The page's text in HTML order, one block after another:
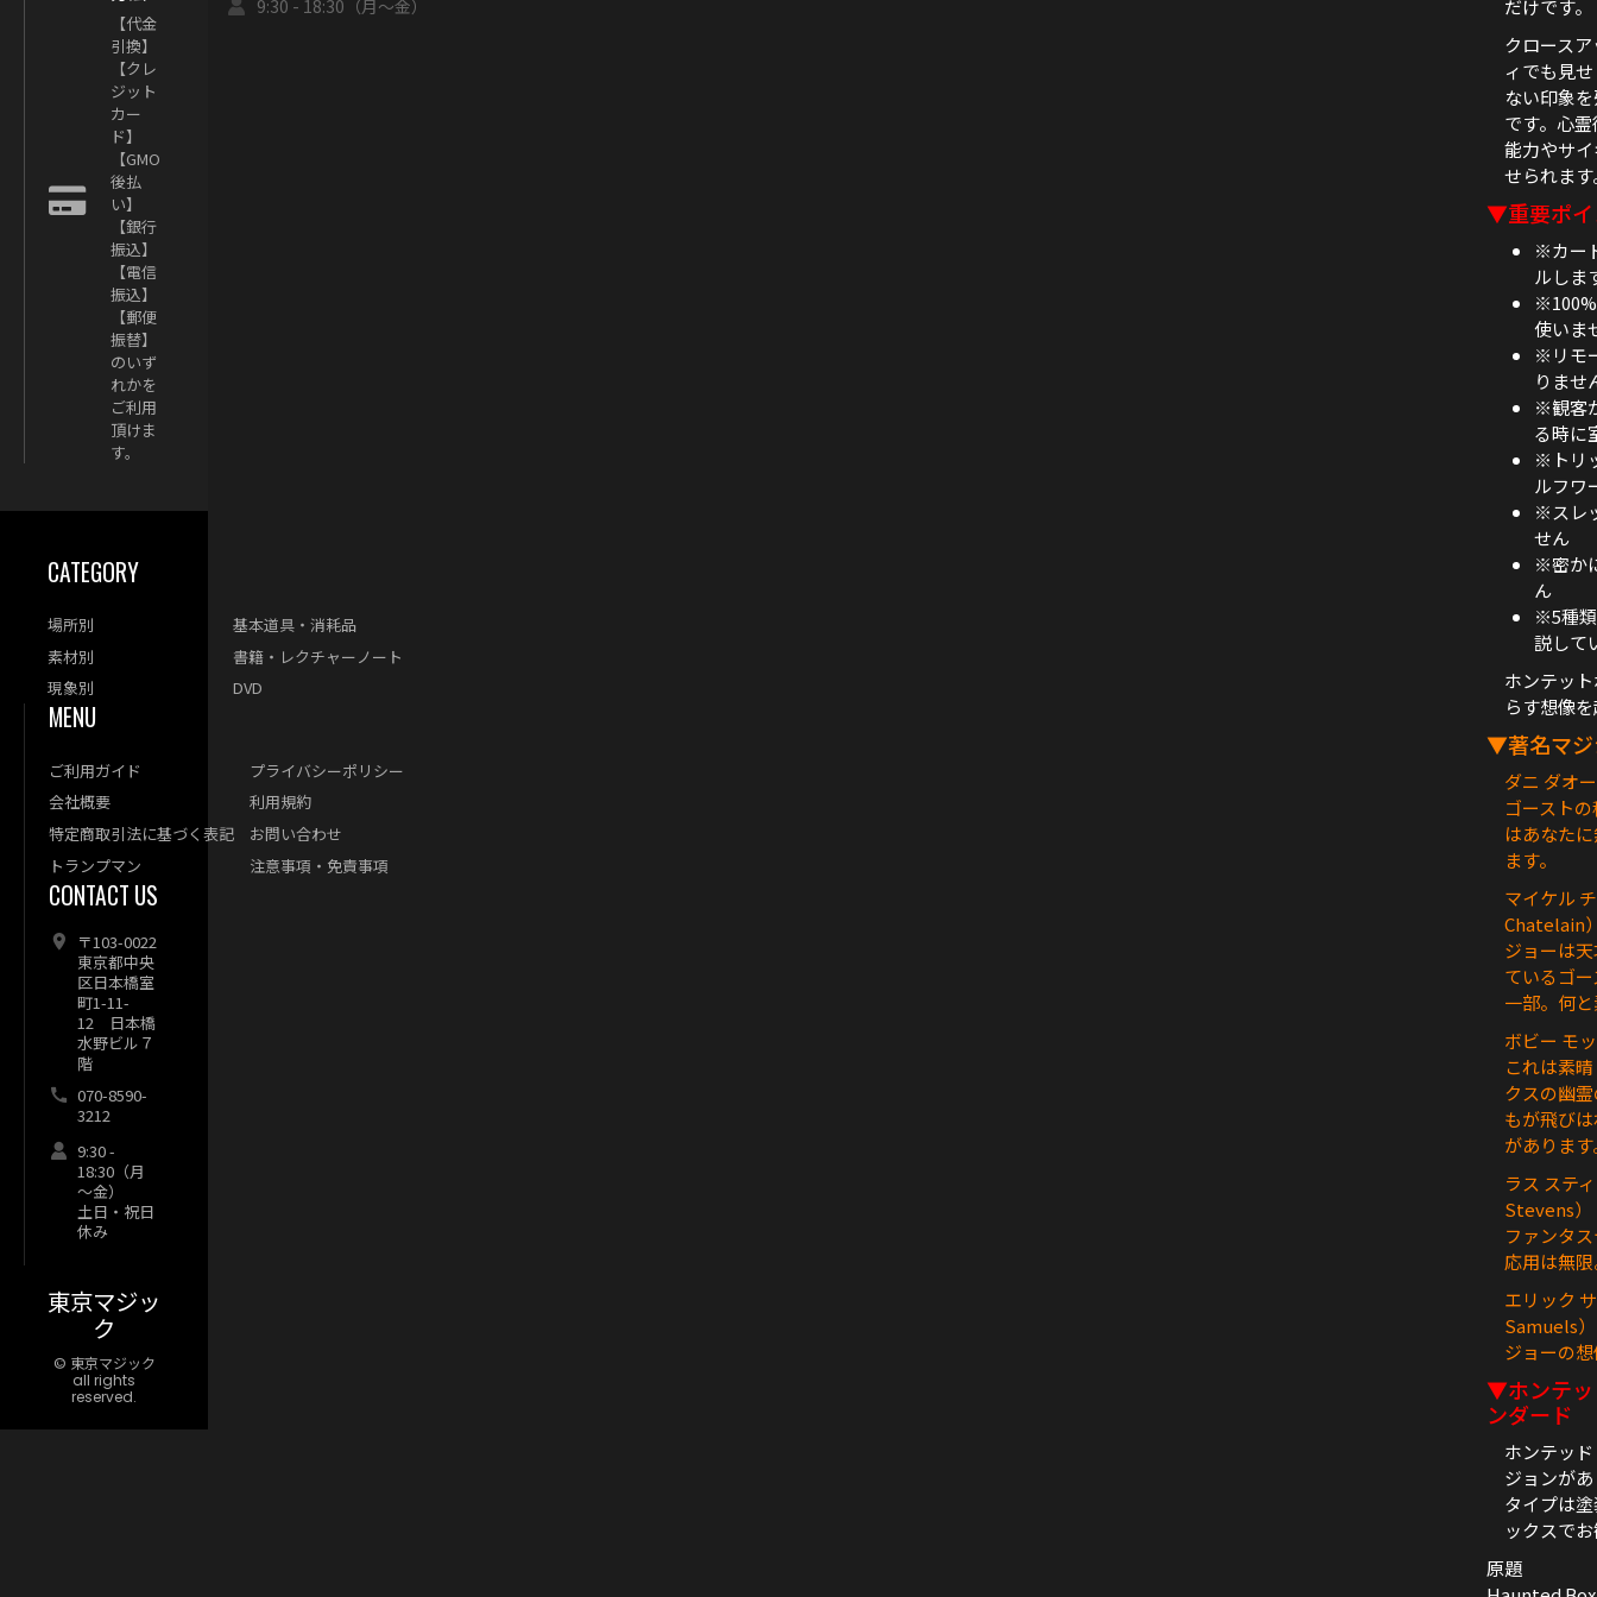
9:30 - 18:30（月～金）
だけです。
クロース
ィでも見
ない印象
です。心
能力やサ
せられま
▼重要ポ
※カー
ルしま
使いま
※リモ
りませ
※観客
る時に
※トリ
ルフワ
※スレ
せん
※密か
ん
※5種
説して
ホンテッ
らす想像
▼著名マジ
ダニ ダオ
ゴースト
はあなた
ます。
マイケル
Chatelain
ジョーは
ているゴ
一部。何
ボビー モ
これは素
クスの幽
もが飛び
がありま
ラス ステ
Stevens）
ファンタ
応用は無
エリック
Samuels）
ジョーの
▼ホンテッ
ンダード
ホンテッ
ジョンが
タイプは
ックスで
原題
【代金
引換】
【クレ
ジット
カー
ド】
【GMO
後払
い】
【銀行
振込】
【電信
振込】
【郵便
振替】
のいず
れかを
ご利用
頂けま
す。
CATEGORY
場所別
素材別
現象別
基本道具・消耗品
書籍・レクチャーノート
DVD
MENU
ご利用ガイド
会社概要
特定商取引法に基づく表記
トランプマン
プライバシーポリシー
利用規約
お問い合わせ
注意事項・免責事項
CONTACT US
〒103-0022
東京都中央
区日本橋室
町1-11-
12 日本橋
水野ビル７
階
070-8590-
3212
9:30 -
18:30（月
～金）
土日・祝日
休み
東京マジッ
ク
© 東京マジック
all rights
reserved.